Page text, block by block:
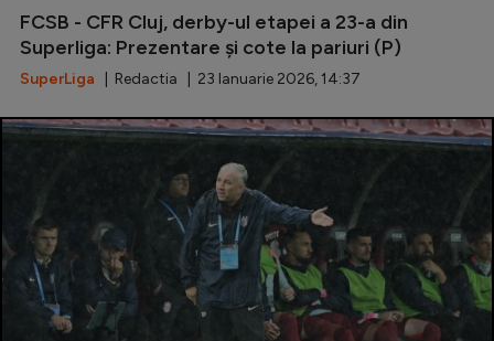
Handbal
Natație
Formula 1
Gimnastică
Auto
Rugby
Ciclism
Alte sporturi
FCSB - CFR Cluj, derby-ul etapei a 23-a din
Superliga: Prezentare și cote la pariuri (P)
SuperLiga | Redactia | 23 Ianuarie 2026, 14:37